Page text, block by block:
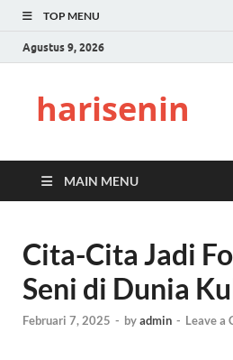
TOP MENU
Agustus 9, 2026
harisenin
MAIN MENU
Cita-Cita Jadi
Seni di Dunia
Februari 7, 2025 - byadmin - Leave a